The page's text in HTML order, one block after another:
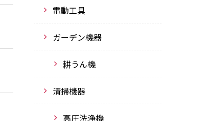
電動工具
ガーデン機器
耕うん機
清掃機器
高圧洗浄機